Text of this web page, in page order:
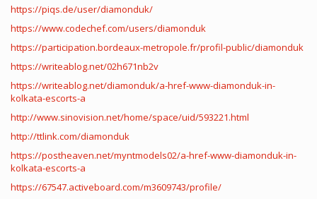
https://piqs.de/user/diamonduk/
https://www.codechef.com/users/diamonduk
https://participation.bordeaux-metropole.fr/profil-public/diamonduk
https://writeablog.net/02h671nb2v
https://writeablog.net/diamonduk/a-href-www-diamonduk-in-
kolkata-escorts-a
http://www.sinovision.net/home/space/uid/593221.html
http://ttlink.com/diamonduk
https://postheaven.net/myntmodels02/a-href-www-diamonduk-in-
kolkata-escorts-a
https://67547.activeboard.com/m3609743/profile/